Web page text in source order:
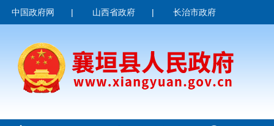
中国政府网 | 山西省政府 | 长治市政府